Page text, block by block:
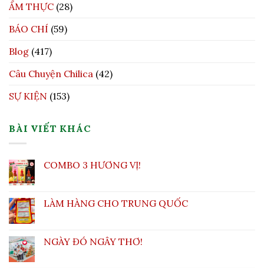
ẨM THỰC (28)
BÁO CHÍ (59)
Blog (417)
Câu Chuyện Chilica (42)
SỰ KIỆN (153)
BÀI VIẾT KHÁC
COMBO 3 HƯƠNG VỊ!
LÀM HÀNG CHO TRUNG QUỐC
NGÀY ĐÓ NGÂY THƠ!